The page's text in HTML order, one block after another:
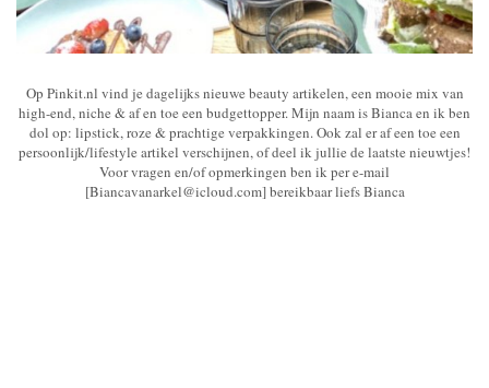
Op Pinkit.nl vind je dagelijks nieuwe beauty artikelen, een mooie mix van
high-end, niche & af en toe een budgettopper. Mijn naam is Bianca en ik ben
dol op: lipstick, roze & prachtige verpakkingen. Ook zal er af een toe een
persoonlijk/lifestyle artikel verschijnen, of deel ik jullie de laatste nieuwtjes!
Voor vragen en/of opmerkingen ben ik per e-mail
[Biancavanarkel@icloud.com] bereikbaar liefs Bianca